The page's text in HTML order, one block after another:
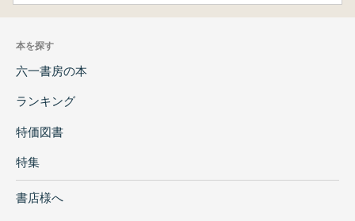
本を探す
六一書房の本
ランキング
特価図書
特集
書店様へ